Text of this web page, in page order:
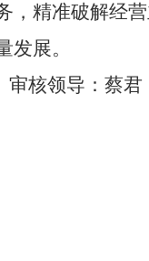
，精准破解经
发展。
审核领导：蔡君